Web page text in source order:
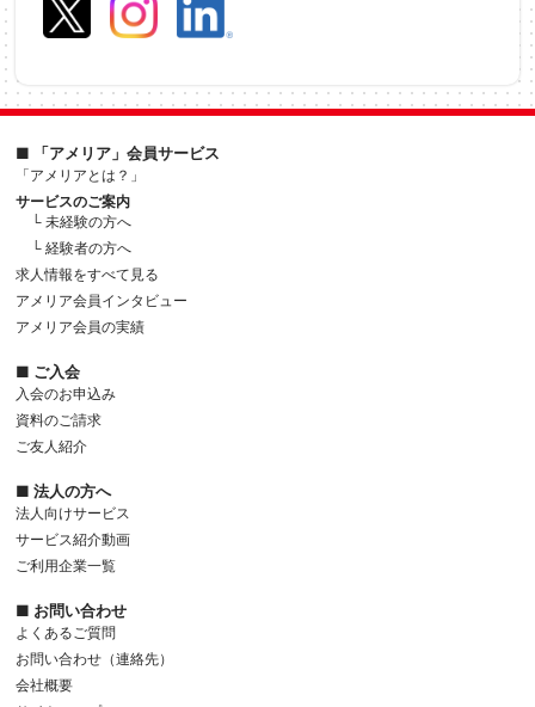
■ 「アメリア」会員サービス
「アメリアとは？」
サービスのご案内
└ 未経験の方へ
└ 経験者の方へ
求人情報をすべて見る
アメリア会員インタビュー
アメリア会員の実績
■ ご入会
入会のお申込み
資料のご請求
ご友人紹介
■ 法人の方へ
法人向けサービス
サービス紹介動画
ご利用企業一覧
■ お問い合わせ
よくあるご質問
お問い合わせ（連絡先）
会社概要